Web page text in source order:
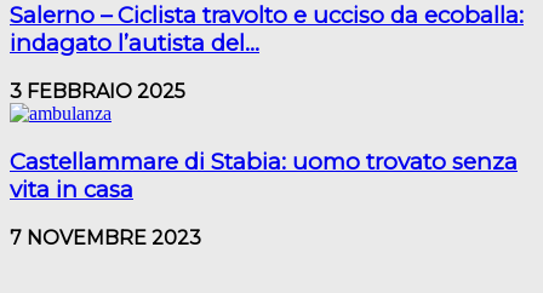
Salerno – Ciclista travolto e ucciso da ecoballa:
indagato l’autista del...
3 FEBBRAIO 2025
Castellammare di Stabia: uomo trovato senza
vita in casa
7 NOVEMBRE 2023